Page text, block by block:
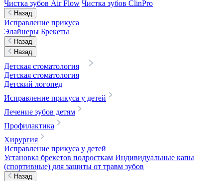
Чистка зубов Air Flow Чистка зубов ClinPro
Назад
Исправление прикуса
Элайнеры Брекеты
Назад
Назад
Детская стоматология
Детская стоматология
Детский логопед
Исправление прикуса у детей
Лечение зубов детям
Профилактика
Хирургия
Исправление прикуса у детей
Установка брекетов подросткам Индивидуальные капы
(спортивные) для защиты от травм зубов
Назад